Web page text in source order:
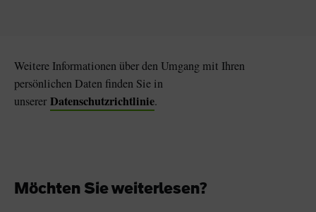
Weitere Informationen über den Umgang mit Ihren
persönlichen Daten finden Sie in
unserer Datenschutzrichtlinie.
Möchten Sie weiterlesen?